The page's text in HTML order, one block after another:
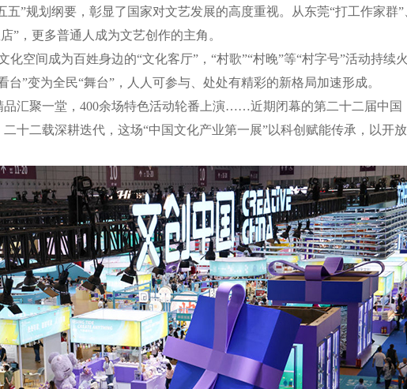
”规划纲要，彰显了国家对文艺发展的高度重视。从东莞“打工作家群”
”，更多普通人成为文艺创作的主角。
间成为百姓身边的“文化客厅”，“村歌”“村晚”等“村字号”活动持续
”变为全民“舞台”，人人可参与、处处有精彩的新格局加速形成。
汇聚一堂，400余场特色活动轮番上演……近期闭幕的第二十二届中国
十二载深耕迭代，这场“中国文化产业第一展”以科创赋能传承，以开